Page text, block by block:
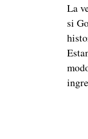
La
si